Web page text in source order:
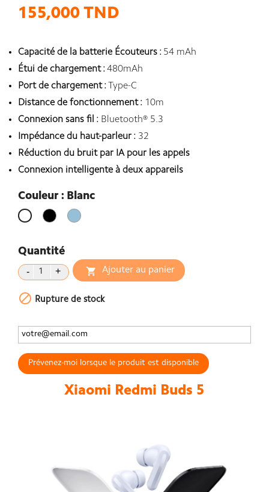
155,000 TND
Capacité de la batterie Écouteurs : 54 mAh
Étui de chargement :480mAh
Port de chargement : Type-C
Distance de fonctionnement : 10m
Connexion sans fil : Bluetooth® 5.3
Impédance du haut-parleur : 32
Réduction du bruit par IA pour les appels
Connexion intelligente à deux appareils
Couleur : Blanc
Blanc Noir
Blue
Quantité
 Ajouter au panier
 Rupture de stock
Prévenez-moi lorsque le produit est disponible
Xiaomi Redmi Buds 5